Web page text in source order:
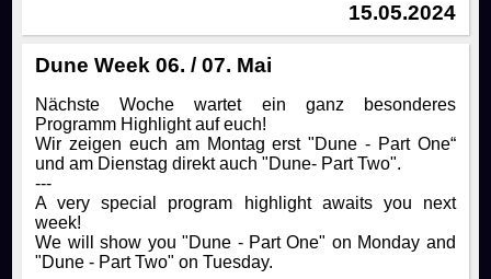
15.05.2024
Dune Week 06. / 07. Mai
Nächste Woche wartet ein ganz besonderes
Programm Highlight auf euch!
Wir zeigen euch am Montag erst "Dune - Part One“
und am Dienstag direkt auch "Dune- Part Two".
---
A very special program highlight awaits you next
week!
We will show you "Dune - Part One" on Monday and
"Dune - Part Two" on Tuesday.